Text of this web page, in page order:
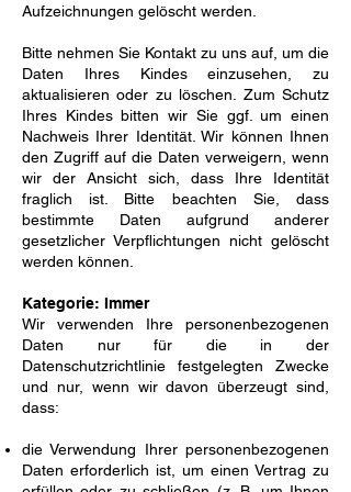
Aufzeichnungen gelöscht werden.
Bitte nehmen Sie Kontakt zu uns auf, um die
Daten Ihres Kindes einzusehen, zu
aktualisieren oder zu löschen. Zum Schutz
Ihres Kindes bitten wir Sie ggf. um einen
Nachweis Ihrer Identität. Wir können Ihnen
den Zugriff auf die Daten verweigern, wenn
wir der Ansicht sich, dass Ihre Identität
fraglich ist. Bitte beachten Sie, dass
bestimmte Daten aufgrund anderer
gesetzlicher Verpflichtungen nicht gelöscht
werden können.
Kategorie: Immer
Wir verwenden Ihre personenbezogenen
Daten nur für die in der
Datenschutzrichtlinie festgelegten Zwecke
und nur, wenn wir davon überzeugt sind,
dass:
die Verwendung Ihrer personenbezogenen
Daten erforderlich ist, um einen Vertrag zu